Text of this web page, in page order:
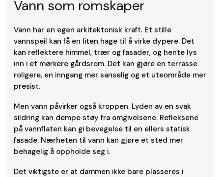
Vann som romskaper
Vann har en egen arkitektonisk kraft. Et stille
vannspeil kan få en liten hage til å virke dypere. Det
kan reflektere himmel, trær og fasader, og hente lys
inn i et mørkere gårdsrom. Det kan gjøre en terrasse
roligere, en inngang mer sanselig og et uteområde mer
presist.
Men vann påvirker også kroppen. Lyden av en svak
sildring kan dempe støy fra omgivelsene. Refleksene
på vannflaten kan gi bevegelse til en ellers statisk
fasade. Nærheten til vann kan gjøre et sted mer
behagelig å oppholde seg i.
Det viktigste er at dammen ikke bare plasseres i